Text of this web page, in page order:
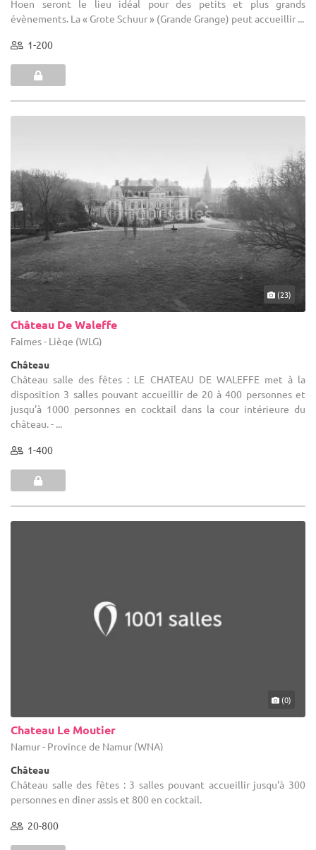
Hoen seront le lieu idéal pour des petits et plus grands
évènements. La « Grote Schuur » (Grande Grange) peut accueillir ...
1-200
(23)
Château De Waleffe
Faimes - Liège (WLG)
Château
Château salle des fêtes : LE CHATEAU DE WALEFFE met à la
disposition 3 salles pouvant accueillir de 20 à 400 personnes et
jusqu'à 1000 personnes en cocktail dans la cour intérieure du
château. - ...
1-400
(0)
Chateau Le Moutier
Namur - Province de Namur (WNA)
Château
Château salle des fêtes : 3 salles pouvant accueillir jusqu'à 300
personnes en diner assis et 800 en cocktail.
20-800